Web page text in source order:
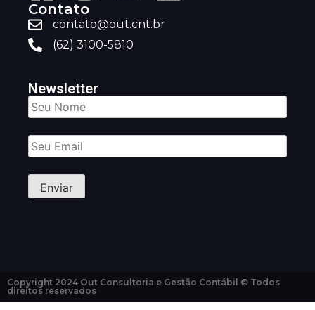
Contato
contato@out.cnt.br
(62) 3100-5810
Newsletter
Copyright 2024 Out Consultoria e Gestão Contábil © Todos
direitos reservados